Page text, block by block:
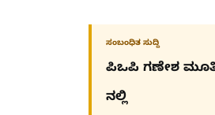
ಸಂಬಂಧಿತ ಸುದ್ದಿ
ಪಿಒಪಿ ಗಣೇಶ
ನಲ್ಲಿ